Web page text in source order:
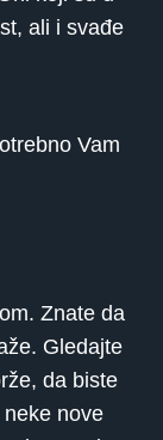
ali i svađe
Vam
Znate da
Gledajte
da biste
nove